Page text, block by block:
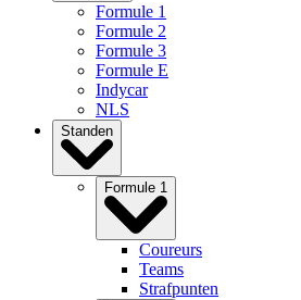
Formule 1
Formule 2
Formule 3
Formule E
Indycar
NLS
Standen
Formule 1
Coureurs
Teams
Strafpunten